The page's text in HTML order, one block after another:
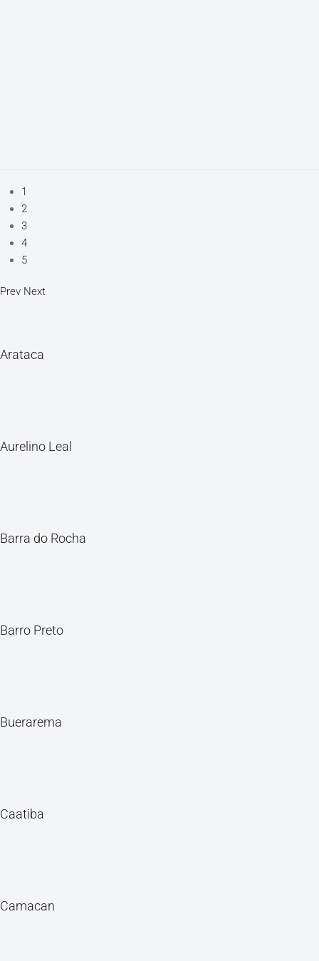
1
2
3
4
5
Prev Next
Arataca
Aurelino Leal
Barra do Rocha
Barro Preto
Buerarema
Caatiba
Camacan